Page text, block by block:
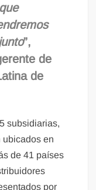
”,
de
de
subsidiarias,
ubicados en
de 41 países
por